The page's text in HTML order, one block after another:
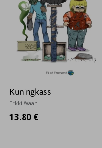
Kuningkass
Erkki Waan
13.80 €